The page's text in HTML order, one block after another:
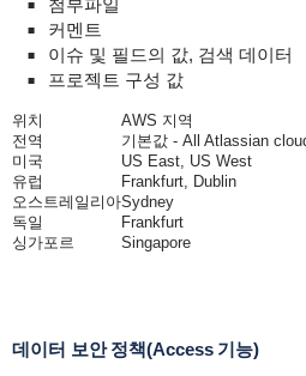
첨부파일
커멘트
이슈 및 필드의 값, 검색 데이터
프로젝트 구성 값
위치 AWS 지역
전역
기본값 - All Atlassian
미국
US East, US West
유럽
Frankfurt, Dublin
오스트레일리아Sydney
독일
Frankfurt
싱가포르
Singapore
데이터 보안 정책(Access 기능)